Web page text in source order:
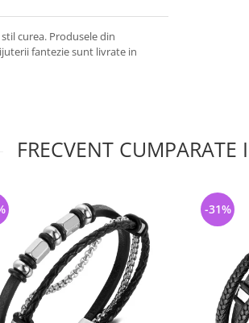
curea. Produsele din
fantezie sunt livrate in
FRECVENT CUMPARATE
-31%